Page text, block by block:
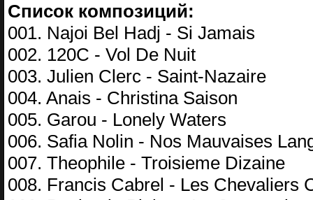
Список композиций:
001. Najoi Bel Hadj - Si Jamais
002. 120C - Vol De Nuit
003. Julien Clerc - Saint-Nazaire
004. Anais - Christina Saison
005. Garou - Lonely Waters
006. Safia Nolin - Nos Mauvaises
007. Theophile - Troisieme Dizaine
008. Francis Cabrel - Les Chevaliers